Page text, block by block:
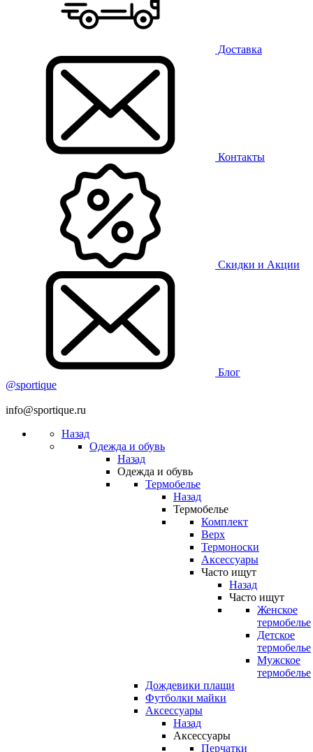
Доставка
Контакты
Скидки и Акции
Блог
@sportique
info@sportique.ru
Назад
Одежда и обувь
Назад
Одежда и обувь
Термобелье
Назад
Термобелье
Комплект
Верх
Термоноски
Аксессуары
Часто ищут
Назад
Часто ищут
Женское
термобелье
Детское
термобелье
Мужское
термобелье
Дождевики плащи
Футболки майки
Аксессуары
Назад
Аксессуары
Перчатки